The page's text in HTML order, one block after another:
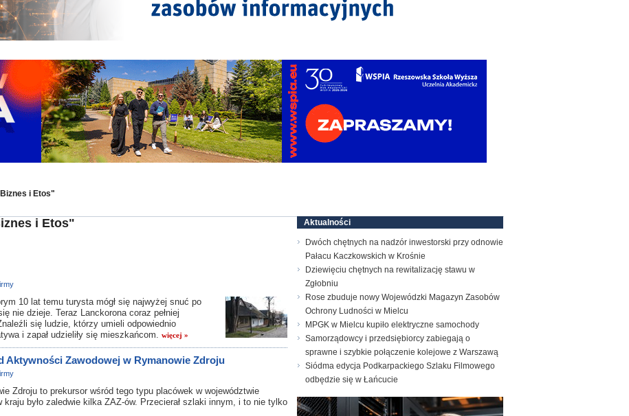
i Etos"
i Etos"
10 lat temu turysta mógł się najwyżej snuć po
nie dzieje. Teraz Lanckorona coraz pełniej
się ludzie, którzy umieli odpowiednio
i zapał udzieliły się mieszkańcom. więcej »
Aktywności Zawodowej w Rymanowie Zdroju
Zdroju to prekursor wśród tego typu placówek w województwie
kraju było zaledwie kilka ZAZ-ów. Przecierał szlaki innym, i to nie tylko
Aktualności
Dwóch chętnych na nadzór inwestorski przy odnowie
Pałacu Kaczkowskich w Krośnie
Dziewięciu chętnych na rewitalizację stawu w
Zgłobniu
Rose zbuduje nowy Wojewódzki Magazyn Zasobów
Ochrony Ludności w Mielcu
MPGK w Mielcu kupiło elektryczne samochody
Samorządowcy i przedsiębiorcy zabiegają o
sprawne i szybkie połączenie kolejowe z Warszawą
Siódma edycja Podkarpackiego Szlaku Filmowego
odbędzie się w Łańcucie